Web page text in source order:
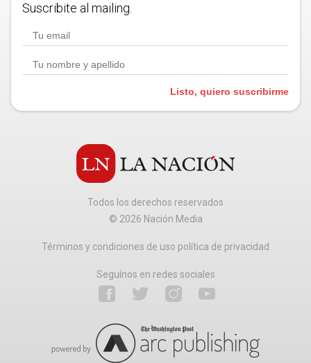
Suscribite al mailing.
Listo, quiero suscribirme
Todos los derechos reservados
© 2026 Nación Media
Términos y condiciones de uso política de privacidad
Seguínos en redes sociales